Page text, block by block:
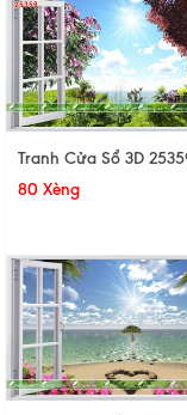
Tranh Cửa Sổ 3D
80 Xèng